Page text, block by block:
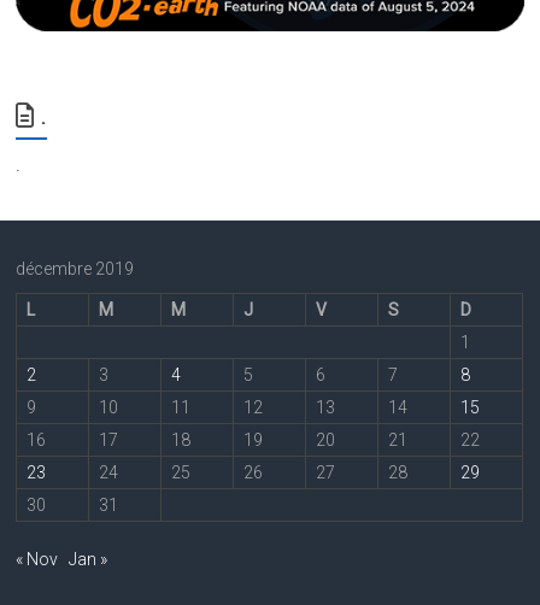
.
.
décembre 2019
L M M J V S
D
1
2
3 4 5 6 7
8
9
10 11 12 13 14
15
16
17 18 19 20 21
22
23
24 25 26 27 28
29
30
31
« Nov Jan »